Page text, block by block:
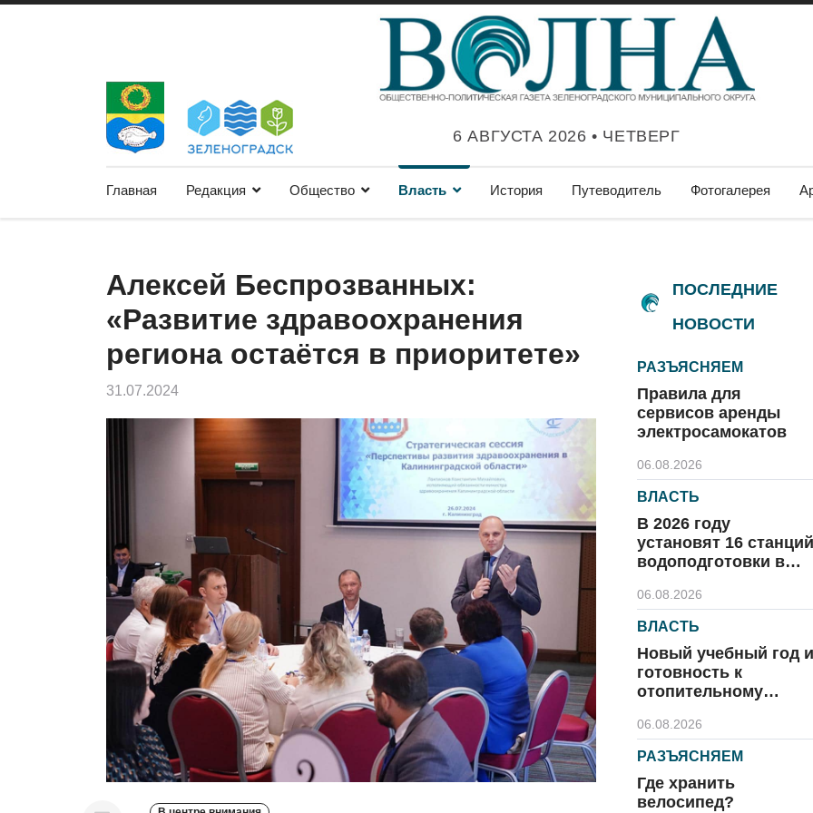
6 АВГУСТА 2026 • ЧЕТВЕРГ
Главная Редакция Общество Власть История Путеводитель Фотогалерея
Алексей Беспрозванных:
«Развитие здравоохранения
региона остаётся в приоритете»
31.07.2024
ПОСЛЕДНИЕ
НОВОСТИ
РАЗЪЯСНЯЕМ
Правила для
сервисов аренды
электросамокатов
06.08.2026
ВЛАСТЬ
В 2026 году
установят 16 станций
водоподготовки в
06.08.2026
ВЛАСТЬ
Новый учебный год и
готовность к
отопительному
06.08.2026
РАЗЪЯСНЯЕМ
Где хранить
велосипед?